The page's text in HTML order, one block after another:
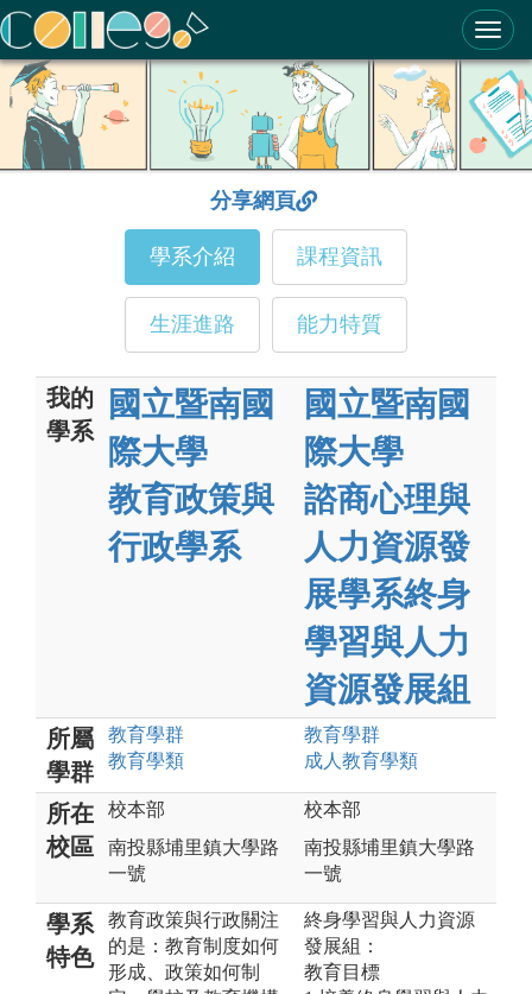
ColleGo! 大學選才與高中育才輔助系統
分享網頁
學系介紹 課程資訊
生涯進路 能力特質
我的
學系
國立暨南國
際大學
教育政策與
行政學系
國立暨南國
際大學
諮商心理與
人力資源發
展學系終身
學習與人力
資源發展組
所屬
學群
教育學群
教育學類
教育學群
成人教育學類
所在
校區
校本部
南投縣埔里鎮大學路
一號
校本部
南投縣埔里鎮大學路
一號
學系
特色
教育政策與行政關注
的是：教育制度如何
形成、政策如何制
終身學習與人力資源
發展組：
教育目標